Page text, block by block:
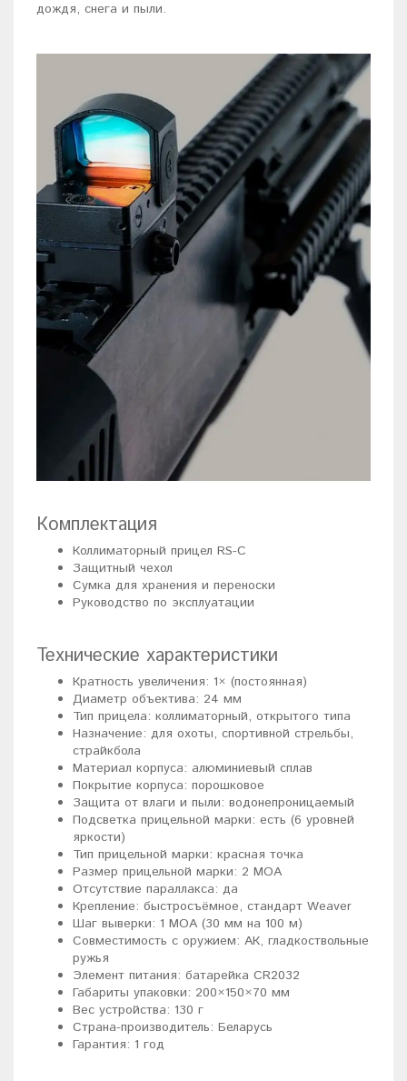
дождя, снега и пыли.
Комплектация
Коллиматорный прицел RS-C
Защитный чехол
Сумка для хранения и переноски
Руководство по эксплуатации
Технические характеристики
Кратность увеличения: 1× (постоянная)
Диаметр объектива: 24 мм
Тип прицела: коллиматорный, открытого типа
Назначение: для охоты, спортивной стрельбы,
страйкбола
Материал корпуса: алюминиевый сплав
Покрытие корпуса: порошковое
Защита от влаги и пыли: водонепроницаемый
Подсветка прицельной марки: есть (6 уровней
яркости)
Тип прицельной марки: красная точка
Размер прицельной марки: 2 МОА
Отсутствие параллакса: да
Крепление: быстросъёмное, стандарт Weaver
Шаг выверки: 1 МОА (30 мм на 100 м)
Совместимость с оружием: АК, гладкоствольные
ружья
Элемент питания: батарейка CR2032
Габариты упаковки: 200×150×70 мм
Вес устройства: 130 г
Страна-производитель: Беларусь
Гарантия: 1 год